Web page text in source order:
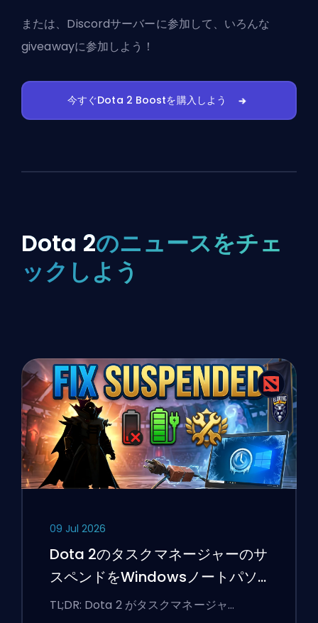
または、 Discordサーバーに参加して、いろんな
giveawayに参加しよう！
今すぐDota 2 Boostを購入しよう
Dota 2のニュースをチェ
ックしよう
09 Jul 2026
Dota 2のタスクマネージャーのサ
スペンドをWindowsノートパソ
コンで修正する方法
TL;DR: Dota 2 がタスクマネージャ …